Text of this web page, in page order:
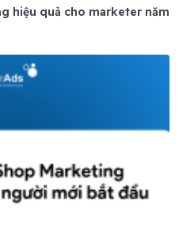
hiệu quả cho marketer năm